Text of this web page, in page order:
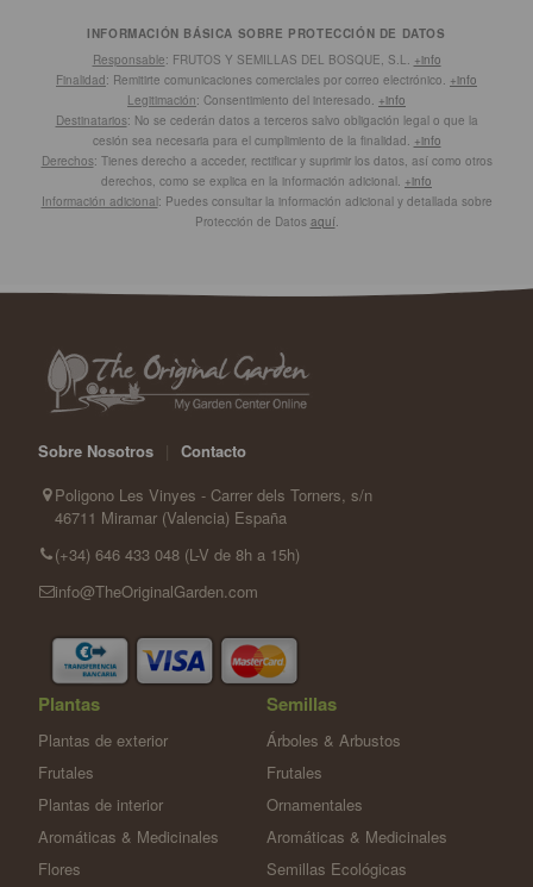
INFORMACIÓN BÁSICA SOBRE PROTECCIÓN DE DATOS
Responsable: FRUTOS Y SEMILLAS DEL BOSQUE, S.L. +info
Finalidad: Remitirte comunicaciones comerciales por correo electrónico. +info
Legitimación: Consentimiento del interesado. +info
Destinatarios: No se cederán datos a terceros salvo obligación legal o que la
cesión sea necesaria para el cumplimiento de la finalidad. +info
Derechos: Tienes derecho a acceder, rectificar y suprimir los datos, así como otros
derechos, como se explica en la información adicional. +info
Información adicional: Puedes consultar la información adicional y detallada sobre
Protección de Datos aquí.
Sobre Nosotros
Contacto
Poligono Les Vinyes - Carrer dels Torners, s/n
46711 Miramar (Valencia) España
(+34) 646 433 048 (L-V de 8h a 15h)
info@TheOriginalGarden.com
Plantas
Plantas de exterior
Frutales
Plantas de interior
Aromáticas & Medicinales
Flores
Semillas
Árboles & Arbustos
Frutales
Ornamentales
Aromáticas & Medicinales
Semillas Ecológicas